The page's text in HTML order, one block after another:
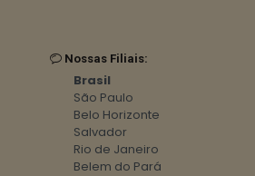
Nossas Filiais:
Brasil
São Paulo
Belo Horizonte
Salvador
Rio de Janeiro
Belem do Pará